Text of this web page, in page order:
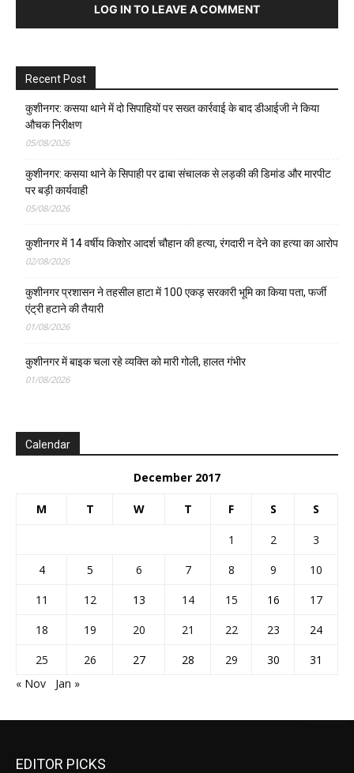
LOG IN TO LEAVE A COMMENT
Recent Post
कुशीनगर: कसया थाने में दो सिपाहियों पर सख्त कार्रवाई के बाद डीआईजी ने किया
औचक निरीक्षण
05/08/2026
कुशीनगर: कसया थाने के सिपाही पर ढाबा संचालक से लड़की की डिमांड और मारपीट
पर बड़ी कार्यवाही
05/08/2026
कुशीनगर में 14 वर्षीय किशोर आदर्श चौहान की हत्या, रंगदारी न देने का हत्या का आरोप
02/08/2026
कुशीनगर प्रशासन ने तहसील हाटा में 100 एकड़ सरकारी भूमि का किया पता, फर्जी
एंट्री हटाने की तैयारी
01/08/2026
कुशीनगर में बाइक चला रहे व्यक्ति को मारी गोली, हालत गंभीर
01/08/2026
Calendar
December 2017
M T W T F S S
1 2
3
4
5 6 7 8 9
10
11
12 13 14 15 16
17
18
19 20 21 22 23
24
25
26 27 28 29 30
31
« Nov
Jan »
EDITOR PICKS